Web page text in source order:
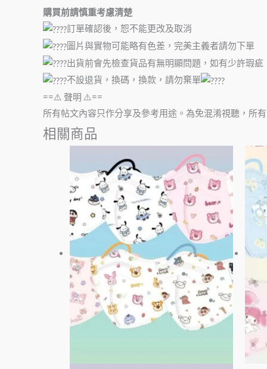
購買前請慎重考慮清楚
訂單確認後，恕不能更改及取消
圖片與實物可能略有色差，完美主義者請勿下單
出貨前會先檢查貨品有無明顯問題，如有少許瑕
不設退貨，換碼，換款，請勿棄單
==⚠️ 聲明 ⚠️==
所有帖文內容只作分享及參考用途。為免混淆視聽，所
相關商品